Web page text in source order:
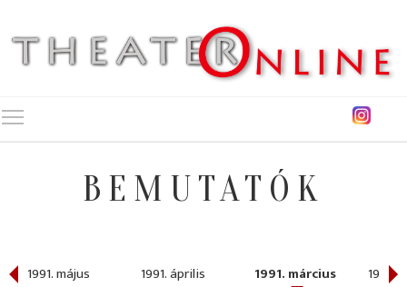
BEMUTATÓK
1991. május 1991. április 1991. március 1991.